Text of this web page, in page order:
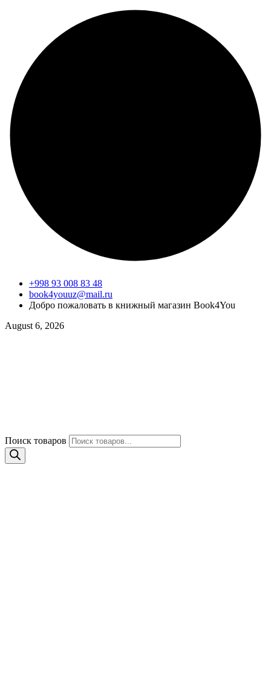
+998 93 008 83 48
book4youuz@mail.ru
Добро пожаловать в книжный магазин Book4You
August 6, 2026
Поиск товаров